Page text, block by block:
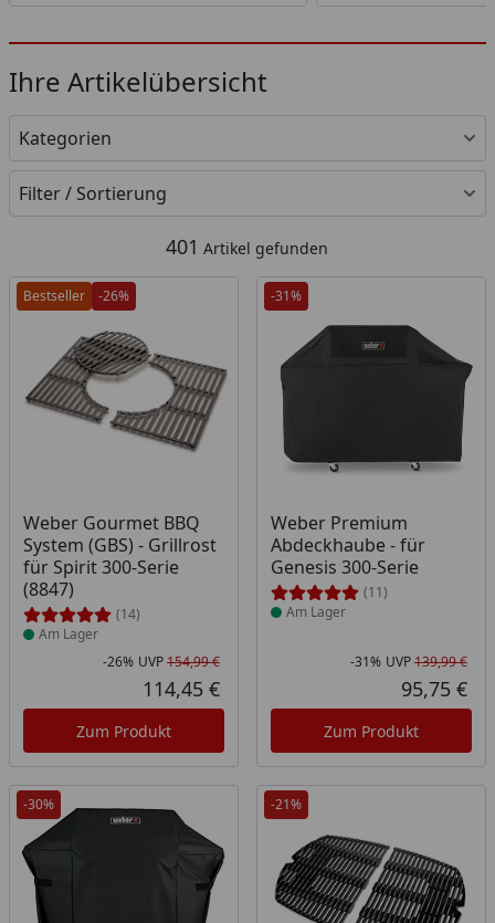
Ihre Artikelübersicht
Kategorien
Filter / Sortierung
401 Artikel gefunden
Bestseller -26%
Weber Gourmet BBQ
System (GBS) - Grillrost
für Spirit 300-Serie
(8847)
(14)
Produkt am Lager
Am Lager
Rabatt in Prozent
-26%
Ursprünglicher Preis
UVP154,99 €
Aktueller Preis
114,45 €
Zum Produkt
-31%
Weber Premium
Abdeckhaube - für
Genesis 300-Serie
(11)
Produkt am Lager
Am Lager
-31% UVP139,99 €
95,75 €
Zum Produkt
-30% -21%